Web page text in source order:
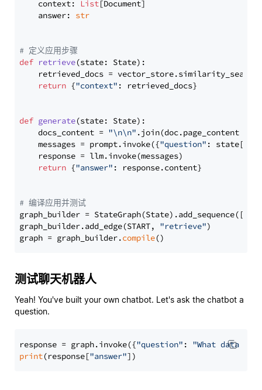
    context:
List[Document]
    answer:
str
# 定义应用步骤
def retrieve(state: State):
retrieved_docs =
return {"context" : retrieved_docs}
def generate(state: State):
    docs_content =
"\n\n" .join(doc.page_content
    messages = prompt.invoke({
"question" : state[
    response = llm.invoke(messages)
return {"answer" : response.content}
# 编译应用并测试
graph_builder =
graph_builder.add_edge(START, "retrieve")
graph = graph_builder.compile
测试聊天机器人
Yeah! You've built your own chatbot. Let's ask the chatbot a
question.
response = graph.invoke({"question" : "What data
print(response["answer"